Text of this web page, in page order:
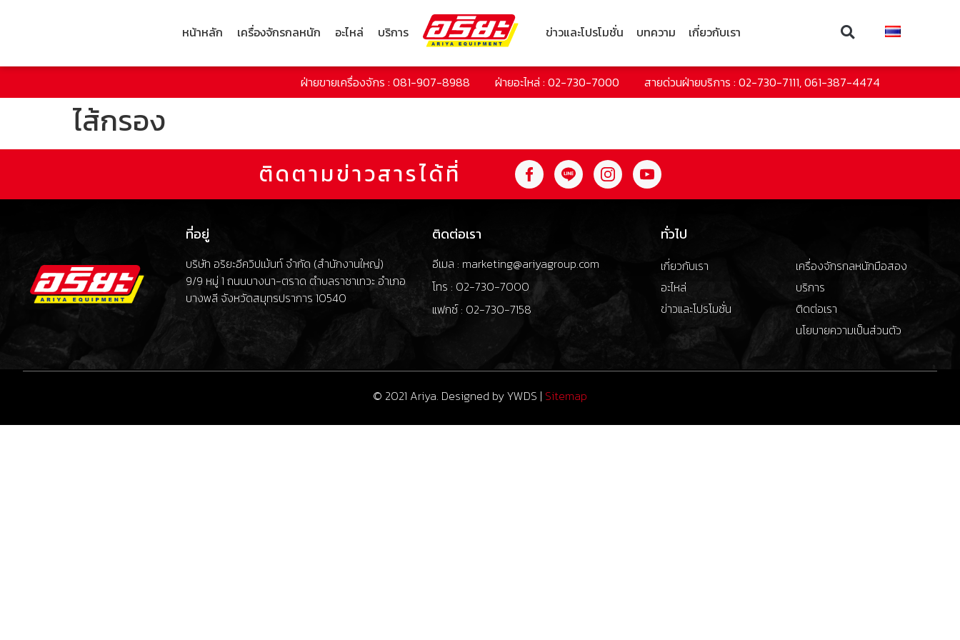
หน้าหลัก เครื่องจักรกลหนัก อะไหล่ บริการ ข่าวและโปรโมชั่น บทความ เกี่ยวกับเรา
ฝ่ายขายเครื่องจักร : 081-907-8988 ฝ่ายอะไหล่ : 02-730-7000 สายด่วนฝ่ายบริการ : 02-730-7111, 061-387-4474
ไส้กรอง
ติดตามข่าวสารได้ที่
ที่อยู่
บริษัท อริยะอีควิปเม้นท์ จำกัด (สำนักงานใหญ่)
9/9 หมู่ 1 ถนนบางนา-ตราด ตำบลราชาเทวะ อำเภอ
บางพลี จังหวัดสมุทรปราการ 10540
ติดต่อเรา
อีเมล : marketing@ariyagroup.com
โทร : 02-730-7000
แฟกซ์ : 02-730-7158
ทั่วไป
เกี่ยวกับเรา
อะไหล่
ข่าวและโปรโมชั่น
เครื่องจักรกลหนักมือสอง
บริการ
ติดต่อเรา
นโยบายความเป็นส่วนตัว
© 2021 Ariya. Designed byYWDS | Sitemap